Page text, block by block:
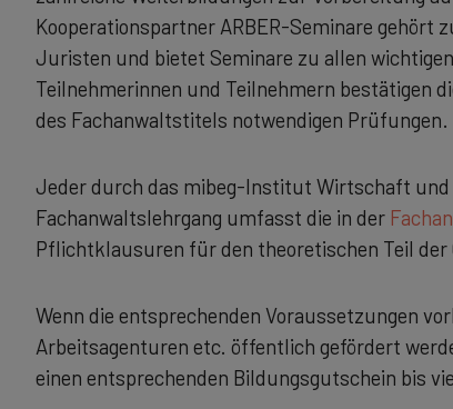
Kooperationspartner ARBER-Seminare
Juristen und bietet Seminare zu allen
Teilnehmerinnen und Teilnehmern bestätigen
des Fachanwaltstitels notwendigen Prüfungen.
Jeder durch das mibeg-Institut Wirtschaft und
Fachanwaltslehrgang umfasst die in der
Pflichtklausuren für den theoretischen Teil der
Wenn die entsprechenden Voraussetzungen
Arbeitsagenturen etc. öffentlich gefördert
einen entsprechenden Bildungsgutschein bis